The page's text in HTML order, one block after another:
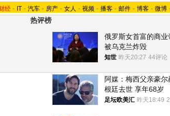
经 - IT - 汽车 - 房产 - 女人 - 视频 - 播客 - 邮件 - 博客 - 微博
热评榜
俄罗斯女首富的商业
被乌克兰炸毁
知世 昨天20:27 44评论
阿媒：梅西父亲豪尔
根廷去世 享年68岁
足坛欧美汇 昨天18:49